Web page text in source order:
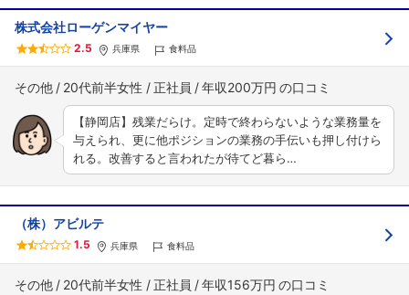
株式会社ローゲンマイヤー
2.5 兵庫県 食料品
その他 20代前半女性 正社員 年収200万円
【静岡店】残業だらけ。定時で終わらないような業務量を
与えられ、更に他ポジションの業務の手伝いも押し付けら
れる。改善すると言われたが待てど暮ら…
（株）アビルテ
1.5 兵庫県 食料品
その他 20代前半女性 正社員 年収156万円